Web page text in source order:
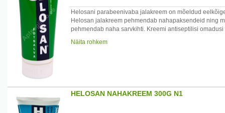
Helosani parabeenivaba jalakreem on mõeldud
Helosan jalakreem pehmendab nahapaksendeid ning
pehmendab naha sarvkihti. Kreemi antiseptilisi
Kasutamisjuhised
Koostisosade loetelu (Ingredients)
Aqua, Paraffinum Liquidum, Glycerin, Urea (karbamid),
Näita rohkem
HELOSAN NAHAKREEM 300G N1